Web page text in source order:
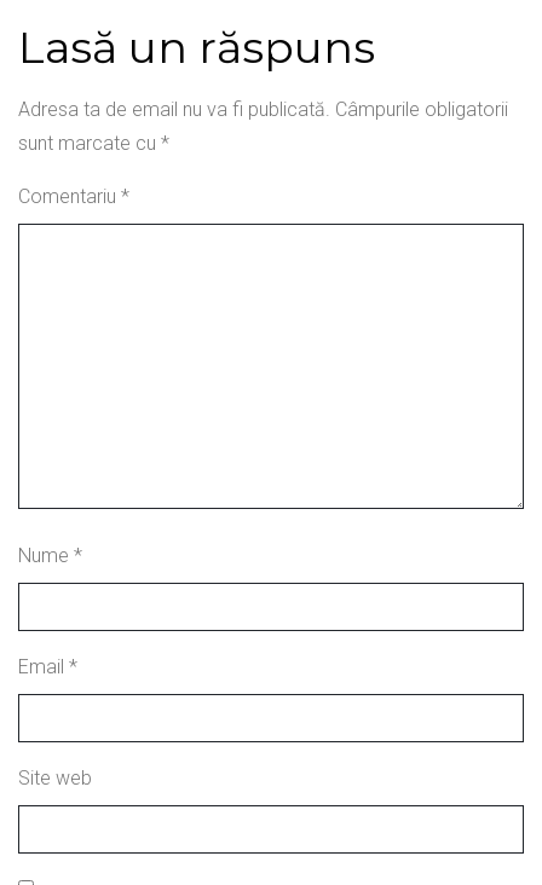
Lasă un răspuns
Adresa ta de email nu va fi publicată. Câmpurile obligatorii
sunt marcate cu *
Comentariu *
Nume *
Email *
Site web